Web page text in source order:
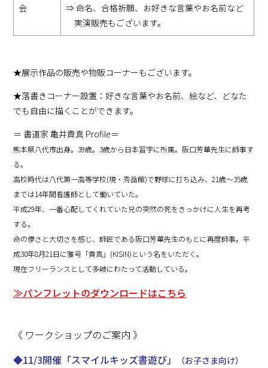
会
⇒ 命名、合格祈願、お好きな言葉やお名前など
実演販売もございます。
★展示作品の販売や物販コーナーもございます。
★落書きコーナー設置：好きな言葉やお名前、絵など、どなた
でも自由に描くことができます。
＝ 書道家 亀井貴真 Profile＝
熊本県八代市出身。39歳。3歳から日本習字に所属。阪口芳華先生に師事す
る。
高校時代は八代第一高等学校(現・秀岳館)で野球に打ち込み、21歳～35歳
までは14年間看護師として働いていた。
平成29年、一番心配してくれていた兄の突然の死をきっかけに人生を再考
する。
命の儚さと大切さを感じ、師匠である阪口芳華先生のもとに再度師事。平
成30年8月21日に雅号「貴真」(KISIN)という名をいただく。
現在フリーランスとして多岐にわたって活動している。
≫パンフレットのダウンロードはこちら
《 ワークショップのご案内 》
◆11/3開催「スマイルキッズ書遊び」
（お子さま向け）